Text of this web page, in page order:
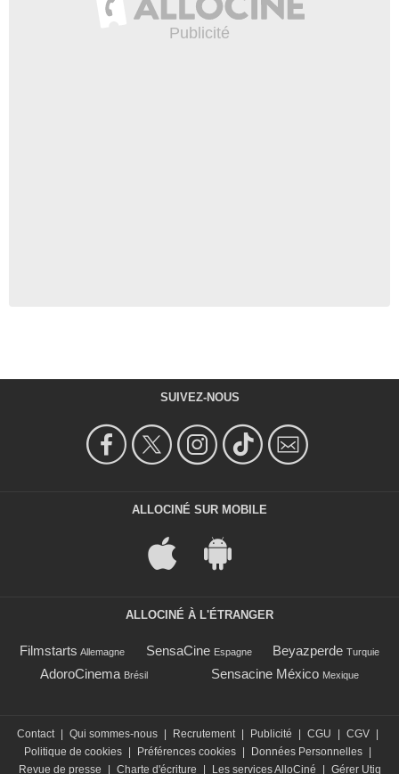
SUIVEZ-NOUS
ALLOCINÉ SUR MOBILE
ALLOCINÉ À L'ÉTRANGER
Filmstarts Allemagne SensaCine Espagne Beyazperde Turquie
AdoroCinema Brésil Sensacine México Mexique
Contact Qui sommes-nous Recrutement Publicité CGU CGV
Politique de cookies
Préférences cookies Données Personnelles
Revue de presse
Charte d'écriture Les services AlloCiné Gérer Utiq